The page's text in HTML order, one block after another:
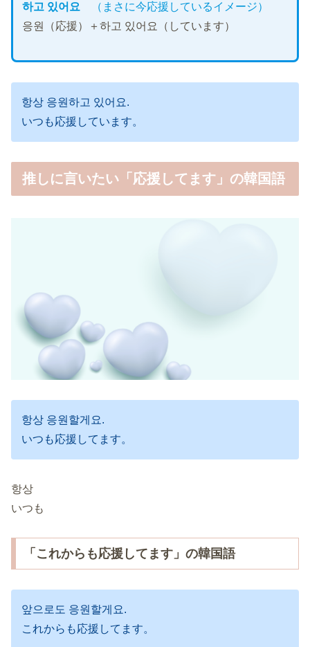
하고 있어요 （まさに今応援しているイメージ）
응원（応援）＋하고 있어요（しています）
항상 응원하고 있어요.
いつも応援しています。
推しに言いたい「応援してます」の韓国語
항상 응원할게요.
いつも応援してます。
항상
いつも
「これからも応援してます」の韓国語
앞으로도 응원할게요.
これからも応援してます。